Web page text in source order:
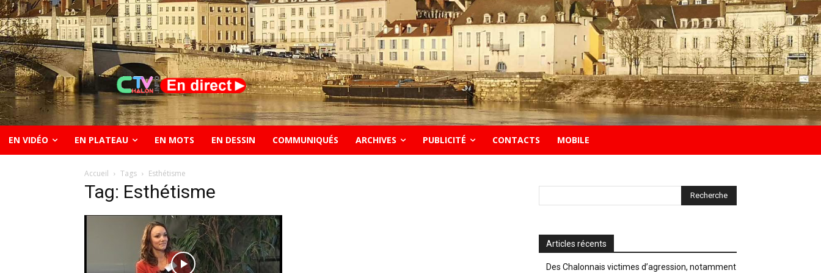
EN VIDÉO EN PLATEAU EN MOTS EN DESSIN COMMUNIQUÉS ARCHIVES PUBLICITÉ CONTACTS MOBILE
Accueil Tags Esthétisme
Tag: Esthétisme
Articles récents
Des Chalonnais victimes d’agression, notamment